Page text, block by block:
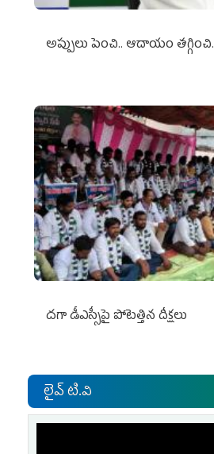
అప్పులు పెంచి.. ఆదాయం
దగా డీఎస్సీపై పోటెత్తిన దీక్షలు
లైవ్ టి.వి